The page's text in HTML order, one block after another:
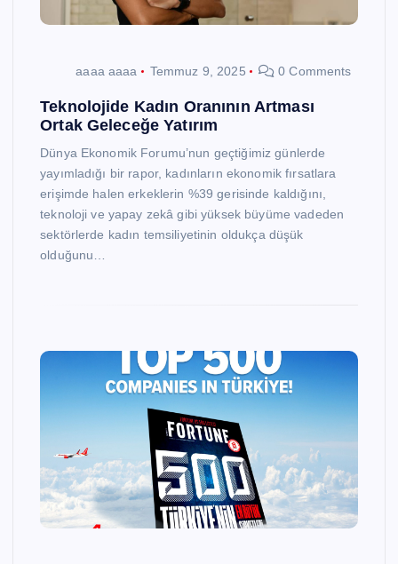
aaaa aaaa Temmuz 9, 2025 0 Comments
Teknolojide Kadın Oranının Artması
Ortak Geleceğe Yatırım
Dünya Ekonomik Forumu’nun geçtiğimiz günlerde
yayımladığı bir rapor, kadınların ekonomik fırsatlara
erişimde halen erkeklerin %39 gerisinde kaldığını,
teknoloji ve yapay zekâ gibi yüksek büyüme vadeden
sektörlerde kadın temsiliyetinin oldukça düşük
olduğunu…